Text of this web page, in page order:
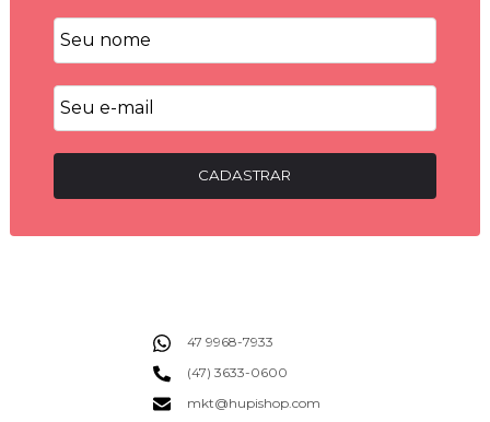
CADASTRAR
47 9968-7933
(47) 3633-0600
mkt@hupishop.com